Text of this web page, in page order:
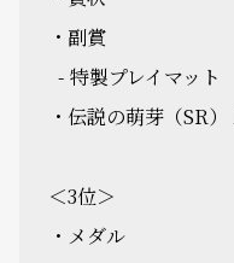
・副賞
- 特製プレイマット
・伝説の萌芽（SR）
＜3位＞
・メダル